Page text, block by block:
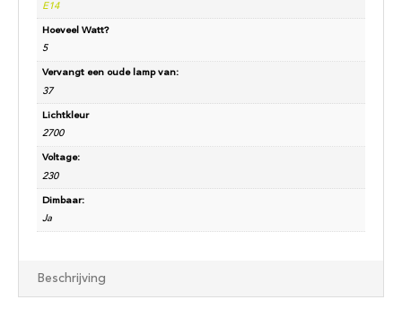
E14
Hoeveel Watt?
5
Vervangt een oude lamp van:
37
Lichtkleur
2700
Voltage:
230
Dimbaar:
Ja
Beschrijving